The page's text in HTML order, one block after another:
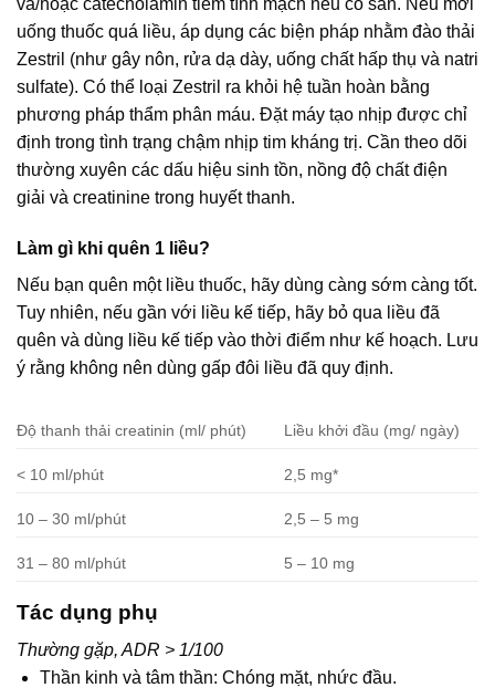
và/hoặc catecholamin tiêm tĩnh mạch nếu có sẵn. Nếu mới
uống thuốc quá liều, áp dụng các biện pháp nhằm đào thải
Zestril (như gây nôn, rửa dạ dày, uống chất hấp thụ và natri
sulfate). Có thể loại Zestril ra khỏi hệ tuần hoàn bằng
phương pháp thẩm phân máu. Đặt máy tạo nhịp được chỉ
định trong tình trạng chậm nhịp tim kháng trị. Cần theo dõi
thường xuyên các dấu hiệu sinh tồn, nồng độ chất điện
giải và creatinine trong huyết thanh.
Làm gì khi quên 1 liều?
Nếu bạn quên một liều thuốc, hãy dùng càng sớm càng tốt.
Tuy nhiên, nếu gần với liều kế tiếp, hãy bỏ qua liều đã
quên và dùng liều kế tiếp vào thời điểm như kế hoạch. Lưu
ý rằng không nên dùng gấp đôi liều đã quy định.
Độ thanh thải creatinin (ml/ phút) Liều khởi đầu (mg/ ngày)
< 10 ml/phút 2,5 mg*
10 – 30 ml/phút 2,5 – 5 mg
31 – 80 ml/phút 5 – 10 mg
Tác dụng phụ
Thường gặp, ADR > 1/100
Thần kinh và tâm thần: Chóng mặt, nhức đầu.